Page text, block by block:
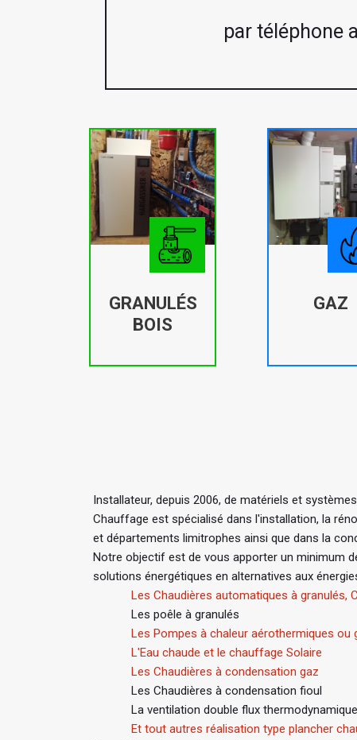
par téléphone
GRANULÉS
BOIS
GAZ
Installateur, depuis 2006, de matériels et
Chauffage est spécialisé dans l'installation, la
et départements limitrophes ainsi que dans la
Notre objectif est de vous apporter un minimum
solutions énergétiques en alternatives aux
Les Chaudières automatiques à granulés,
Les poêle à granulés
Les Pompes à chaleur aérothermiques ou
L'Eau chaude et le chauffage Solaire
Les Chaudières à condensation gaz
Les Chaudières à condensation fioul
La ventilation double flux thermodynamique
Et tout autres réalisation type plancher